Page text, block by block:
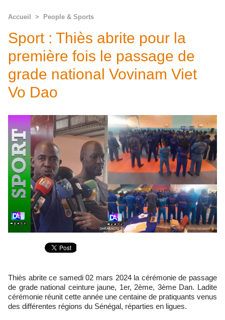
Accueil > People & Sports
Sport : Thiès abrite pour la
première fois le passage de
grade national Vovinam Viet
Vo Dao
Thiès abrite ce samedi 02 mars 2024 la cérémonie de passage
de grade national ceinture jaune, 1er, 2ème, 3ème Dan. Ladite
cérémonie réunit cette année une centaine de pratiquants venus
des différentes régions du Sénégal, réparties en ligues.